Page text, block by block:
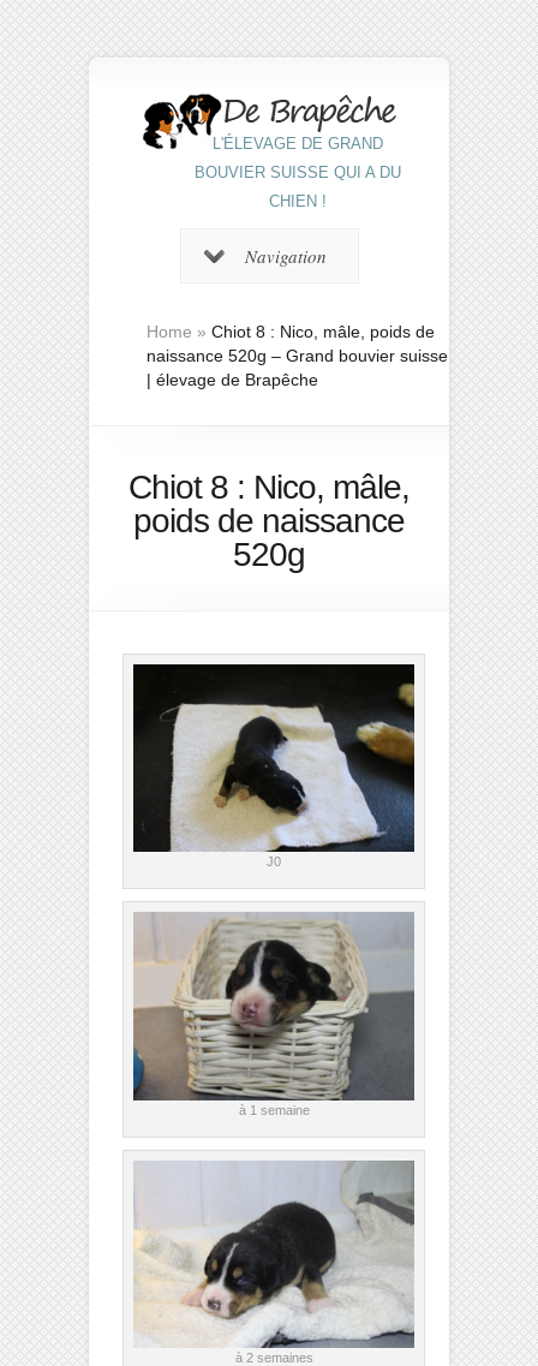
L'ÉLEVAGE DE GRAND
BOUVIER SUISSE QUI A DU
CHIEN !
Navigation
Home » Chiot 8 : Nico, mâle, poids de
naissance 520g – Grand bouvier suisse
| élevage de Brapêche
Chiot 8 : Nico, mâle,
poids de naissance
520g
J0
à 1 semaine
à 2 semaines